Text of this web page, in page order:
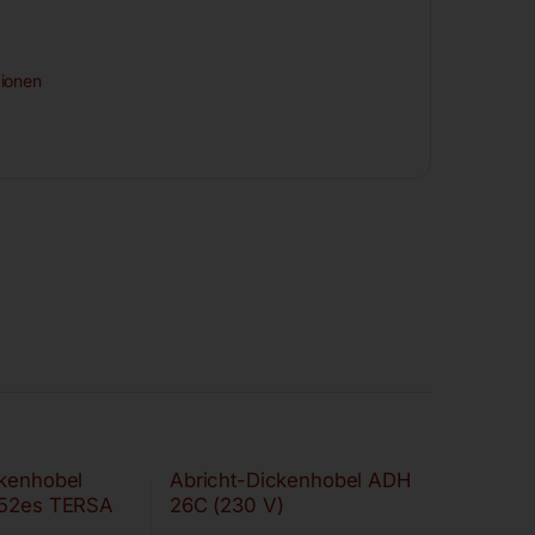
TERSA
Abricht-Dickenhobel ADH
26C (230 V)